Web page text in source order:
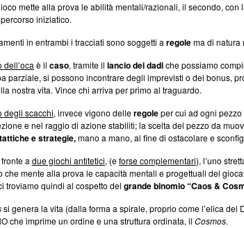
mette alla prova le abilità mentali/razionali, il secondo, con
iniziatico.
in entrambi i tracciati sono soggetti a regolema di natura
dell’oca è il caso, tramite il lancio dei dadiche possiamo
parziale, si possono incontrare degli imprevisti o dei bonus,
nostra vita. Vince chi arriva per primo al traguardo.
degli scacchi, invece vigono delleregoleper cui ad ogni
e nel raggio di azione stabiliti; la scelta del pezzo da
tattiche e strategie,mano a mano, al fine di ostacolare e
a due giochi antitetici, (eforse complementari), l’uno
che mente alla prova le capacità mentali e progettuali del
troviamo quindi al cospetto del grande binomio “Caos &
si genera la vita (dalla forma a spirale, proprio come l’elica
che imprime un ordine e una struttura ordinata, il Cosmos.